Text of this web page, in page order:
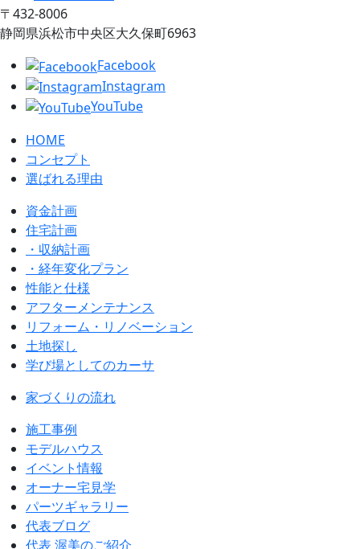
〒432‐8006
静岡県浜松市中央区大久保町6963
Facebook
Instagram
YouTube
HOME
コンセプト
選ばれる理由
資金計画
住宅計画
・収納計画
・経年変化プラン
性能と仕様
アフターメンテナンス
リフォーム・リノベーション
土地探し
学び場としてのカーサ
家づくりの流れ
施工事例
モデルハウス
イベント情報
オーナー宅見学
パーツギャラリー
代表ブログ
代表 渥美のご紹介